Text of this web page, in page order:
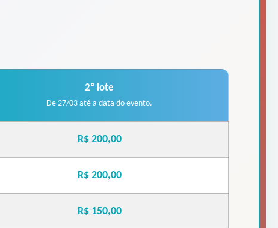
2º lote
De 27/03 até a data do evento.
R$ 200,00
R$ 200,00
R$ 150,00